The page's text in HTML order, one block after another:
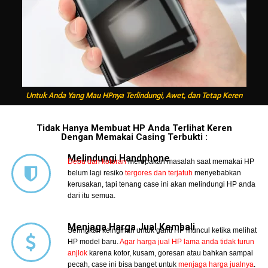
Untuk Anda Yang Mau HPnya Terlindungi, Awet, dan Tetap Keren
Tidak Hanya Membuat HP Anda Terlihat Keren
Dengan Memakai Casing Terbukti :
Melindungi Handphone
Debu dan kotoran merupakan masalah saat memakai HP
belum lagi resiko tergores dan terjatuh menyebabkan
kerusakan, tapi tenang case ini akan melindungi HP anda
dari itu semua.
Menjaga Harga Jual Kembali
Seringkali keinginan untuk ganti HP muncul ketika melihat
HP model baru.Agar harga jual HP lama anda tidak turun
anjlok karena kotor, kusam, goresan atau bahkan sampai
pecah, case ini bisa banget untukmenjaga harga jualnya.